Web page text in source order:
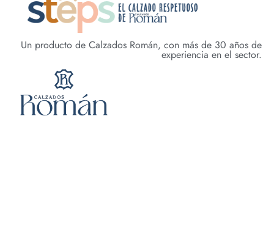
Un producto de Calzados Román, con más de 30 años de
experiencia en el sector.